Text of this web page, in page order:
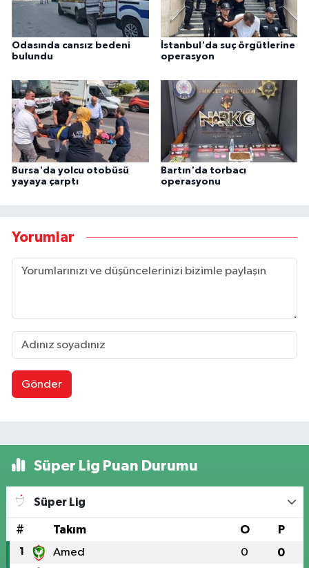
Odasında cansız bedeni
bulundu
İstanbul'da suç örgütlerine
operasyon
Bursa'da yolcu otobüsü
yayaya çarptı
Bartın'da torbacı
operasyonu
Yorumlar
Gönder
Süper Lig Puan Durumu
Süper Lig
# Takım O P
1 Amed 0 0